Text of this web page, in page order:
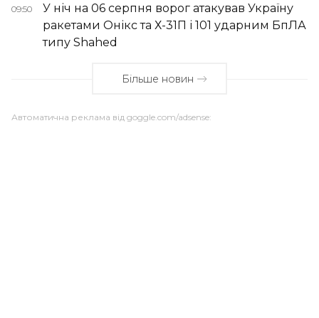
09:50
У ніч на 06 серпня ворог атакував Україну
ракетами Онікс та Х-31П і 101 ударним БпЛА
типу Shahed
Більше новин
Автоматична реклама від goggle.com/adsense: